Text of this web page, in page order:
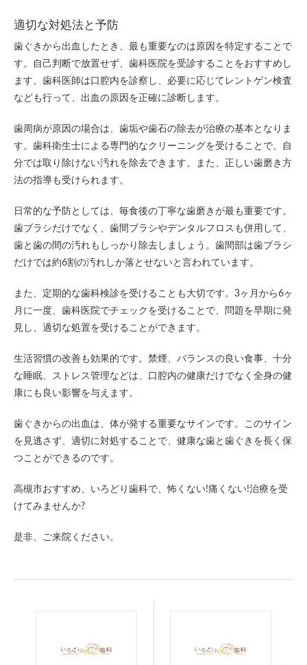
適切な対処法と予防
歯ぐきから出血したとき、最も重要なのは原因を特定することで
す。自己判断で放置せず、歯科医院を受診することをおすすめし
ます。歯科医師は口腔内を診察し、必要に応じてレントゲン検査
なども行って、出血の原因を正確に診断します。
歯周病が原因の場合は、歯垢や歯石の除去が治療の基本となりま
す。歯科衛生士による専門的なクリーニングを受けることで、自
分では取り除けない汚れを除去できます。また、正しい歯磨き方
法の指導も受けられます。
日常的な予防としては、毎食後の丁寧な歯磨きが最も重要です。
歯ブラシだけでなく、歯間ブラシやデンタルフロスも併用して、
歯と歯の間の汚れもしっかり除去しましょう。歯間部は歯ブラシ
だけでは約6割の汚れしか落とせないと言われています。
また、定期的な歯科検診を受けることも大切です。3ヶ月から6ヶ
月に一度、歯科医院でチェックを受けることで、問題を早期に発
見し、適切な処置を受けることができます。
生活習慣の改善も効果的です。禁煙、バランスの良い食事、十分
な睡眠、ストレス管理などは、口腔内の健康だけでなく全身の健
康にも良い影響を与えます。
歯ぐきからの出血は、体が発する重要なサインです。このサイン
を見逃さず、適切に対処することで、健康な歯と歯ぐきを長く保
つことができるのです。
高槻市おすすめ、いろどり歯科で、怖くない!痛くない!治療を受
けてみませんか?
是非、ご来院ください。